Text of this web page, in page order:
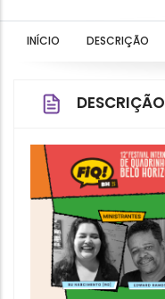
INÍCIO DESCRIÇÃO
DESCRIÇÃO